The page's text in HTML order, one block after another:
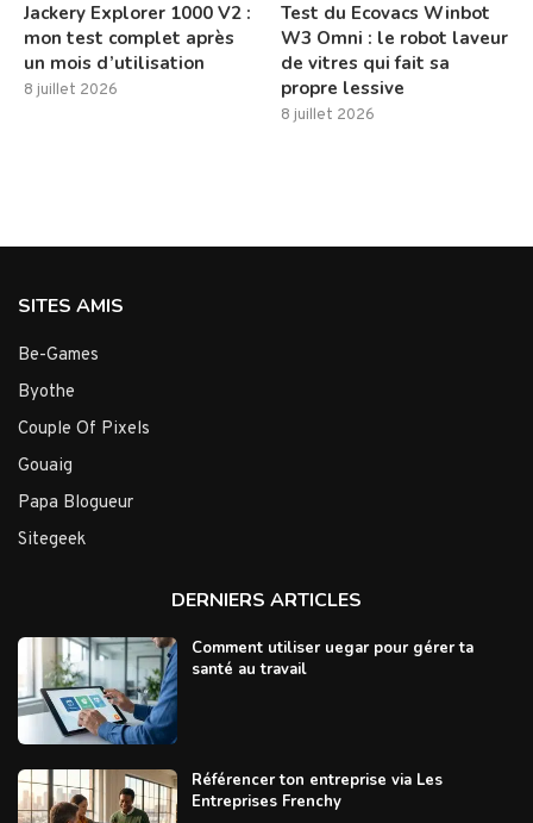
Jackery Explorer 1000 V2 :
mon test complet après
un mois d’utilisation
8 juillet 2026
Test du Ecovacs Winbot
W3 Omni : le robot laveur
de vitres qui fait sa
propre lessive
8 juillet 2026
SITES AMIS
Be-Games
Byothe
Couple Of Pixels
Gouaig
Papa Blogueur
Sitegeek
DERNIERS ARTICLES
Comment utiliser uegar pour gérer ta
santé au travail
Référencer ton entreprise via Les
Entreprises Frenchy